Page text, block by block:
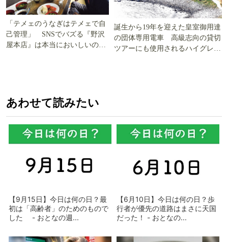
「テメェのうなぎはテメェで自
己管理」 SNSでバズる『野沢
屋本店』は本当においしいの
誕生から19年を迎えた皇室御用達
の団体専用電車 高級志向の貸切
ツアーにも使用されるハイグレー
あわせて読みたい
【9月15日】今日は何の日？最
初は「高齢者」のためのもので
した - おとなの週...
【6月10日】今日は何の日？歩
行者が優先の道路はまさに天国
だった！ - おとなの...